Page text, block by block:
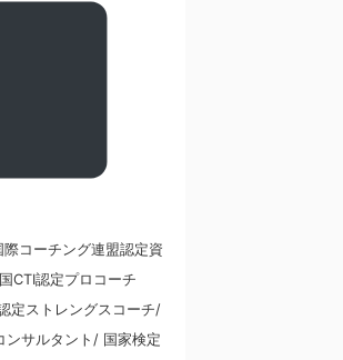
コーチング連盟認定資
CTI認定プロコーチ
定ストレングスコーチ/
ンサルタント/ 国家検定